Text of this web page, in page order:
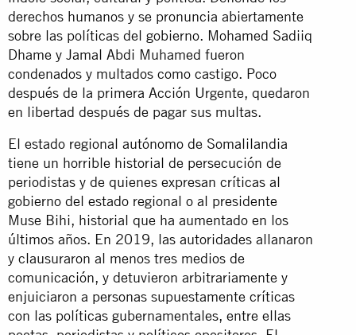
derechos humanos y se pronuncia abiertamente
sobre las políticas del gobierno. Mohamed Sadiiq
Dhame y Jamal Abdi Muhamed fueron
condenados y multados como castigo. Poco
después de la primera Acción Urgente, quedaron
en libertad después de pagar sus multas.
El estado regional autónomo de Somalilandia
tiene un horrible historial de persecución de
periodistas y de quienes expresan críticas al
gobierno del estado regional o al presidente
Muse Bihi, historial que ha aumentado en los
últimos años. En 2019, las autoridades allanaron
y clausuraron al menos tres medios de
comunicación, y detuvieron arbitrariamente y
enjuiciaron a personas supuestamente críticas
con las políticas gubernamentales, entre ellas